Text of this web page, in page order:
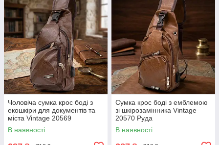
Чоловіча сумка крос боді з
екошкіри для документів та
міста Vintage 20569
Коричнева
В наявності
Сумка крос боді з емблемою
зі шкірозамінника Vintage
20570 Руда
В наявності